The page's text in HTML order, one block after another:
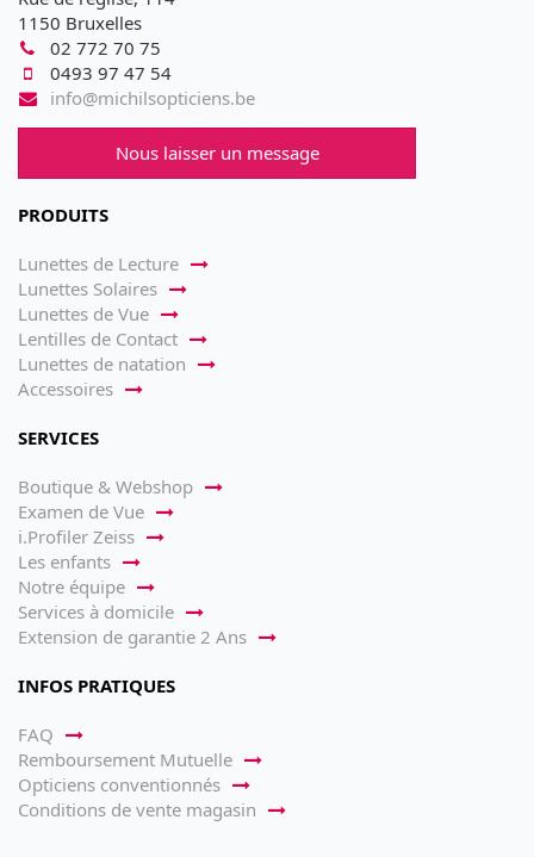
1150 Bruxelles
02 772 70 75
0493 97 47 54
info@michilsopticiens.be
Nous laisser un message
PRODUITS
Lunettes de Lecture
Lunettes Solaires
Lunettes de Vue
Lentilles de Contact
Lunettes de natation
Accessoires
SERVICES
Boutique & Webshop
Examen de Vue
i.Profiler Zeiss
Les enfants
Notre équipe
Services à domicile
Extension de garantie 2 Ans
INFOS PRATIQUES
FAQ
Remboursement Mutuelle
Opticiens conventionnés
Conditions de vente magasin